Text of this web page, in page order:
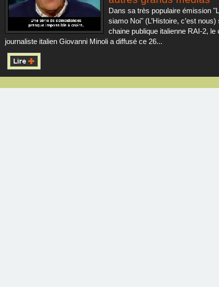
Dans sa très populaire émission
siamo Noi" (L’Histoire, c’est nous)
chaine publique italienne RAI-2, le
journaliste italien Giovanni Minoli a diffusé ce 26...